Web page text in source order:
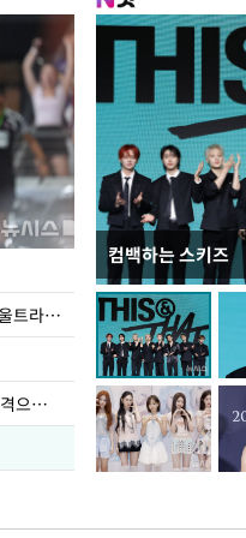
삼성전자, 7일부터 갤럭시 Z 폴드8 울트라·폴드8·플립8 출시
멕시코 인플루언서, 라방 중 괴한 총격으로 사망
컴백하는 스키즈
입추 코앞인데